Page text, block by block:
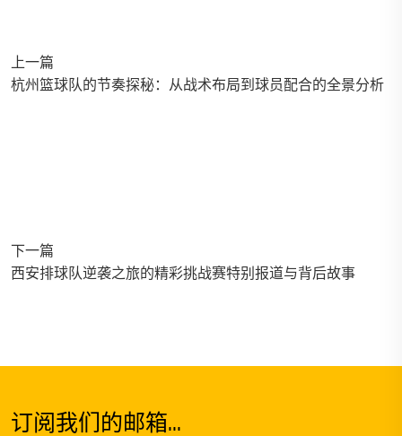
上一篇
杭州篮球队的节奏探秘：从战术布局到球员配合的全景分析
下一篇
西安排球队逆袭之旅的精彩挑战赛特别报道与背后故事
订阅我们的邮箱...